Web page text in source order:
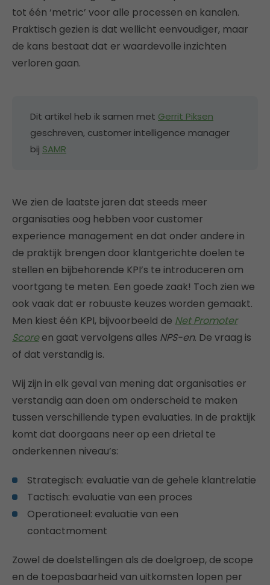
tot één ‘metric’ voor alle processen en kanalen.
Praktisch gezien is dat wellicht eenvoudiger, maar
de kans bestaat dat er waardevolle inzichten
verloren gaan.
Dit artikel heb ik samen met Gerrit Piksen
geschreven, customer intelligence manager
bij SAMR
We zien de laatste jaren dat steeds meer
organisaties oog hebben voor customer
experience management en dat onder andere in
de praktijk brengen door klantgerichte doelen te
stellen en bijbehorende KPI’s te introduceren om
voortgang te meten. Een goede zaak! Toch zien we
ook vaak dat er robuuste keuzes worden gemaakt.
Men kiest één KPI, bijvoorbeeld de Net Promoter
Scoreen gaat vervolgens alles NPS-en. De vraag is
of dat verstandig is.
Wij zijn in elk geval van mening dat organisaties er
verstandig aan doen om onderscheid te maken
tussen verschillende typen evaluaties. In de praktijk
komt dat doorgaans neer op een drietal te
onderkennen niveau’s:
Strategisch: evaluatie van de gehele klantrelatie
Tactisch: evaluatie van een proces
Operationeel: evaluatie van een
contactmoment
Zowel de doelstellingen als de doelgroep, de scope
en de toepasbaarheid van uitkomsten lopen per